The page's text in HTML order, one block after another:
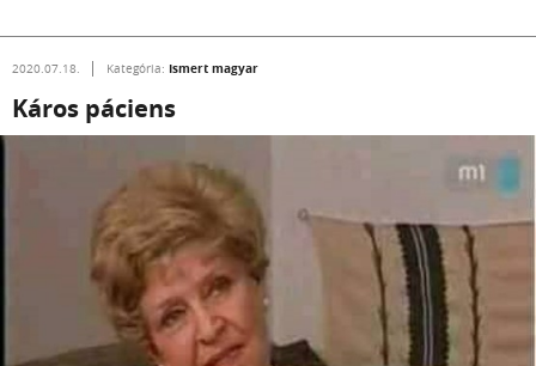
2020.07.18. Kategória: Ismert magyar
Káros páciens